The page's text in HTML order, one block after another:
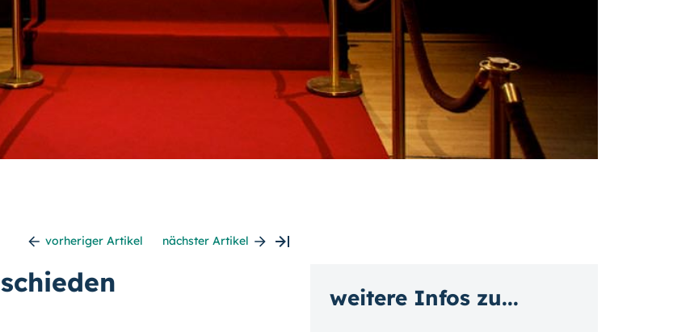
vorheriger Artikel nächster Artikel
weitere Infos zu...